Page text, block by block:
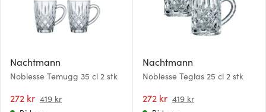
Nachtmann
Noblesse Temugg 35 cl 2 stk
272 kr 419 kr
Nachtmann
Noblesse Teglas 25 cl 2 stk
272 kr 419 kr